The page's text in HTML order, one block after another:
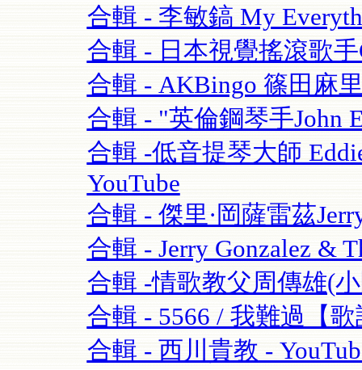
合輯 - 李敏鎬 My
合輯 - 日本視覺搖滾歌手
合輯 - AKBingo 篠田麻
合輯 - "英倫鋼琴手John
合輯 -低音提琴大師
YouTube
合輯 - 傑里·岡薩雷茲
合輯 - Jerry Gonzalez &
合輯 -情歌教父周傳雄(
合輯 - 5566 / 我難過【
合輯 - 西川貴教 -